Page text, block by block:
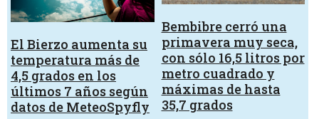
El Bierzo aumenta su
temperatura más de
4,5 grados en los
últimos 7 años según
datos de MeteoSpyfly
Bembibre cerró una
primavera muy seca,
con sólo 16,5 litros por
metro cuadrado y
máximas de hasta
35,7 grados